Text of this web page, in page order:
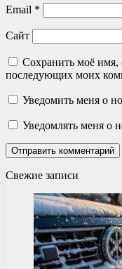
Email *
Сайт
Сохранить моё имя,
последующих моих
Уведомить меня о
Уведомлять меня о
Свежие записи